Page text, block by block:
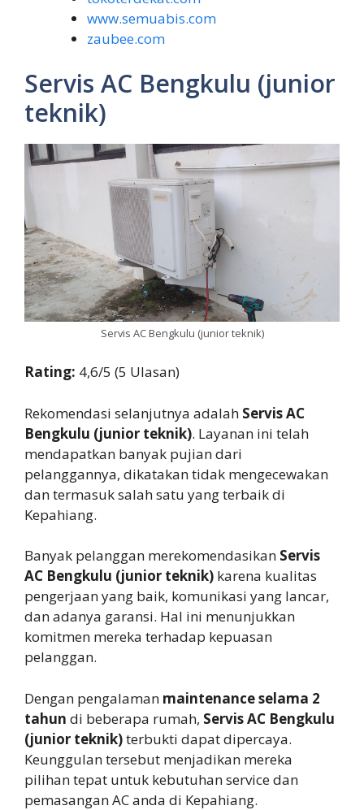
www.semuabis.com
zaubee.com
Servis AC Bengkulu (junior
teknik)
Servis AC Bengkulu (junior teknik)
Rating: 4,6/5 (5 Ulasan)
Rekomendasi selanjutnya adalah Servis AC
Bengkulu (junior teknik). Layanan ini telah
mendapatkan banyak pujian dari
pelanggannya, dikatakan tidak mengecewakan
dan termasuk salah satu yang terbaik di
Kepahiang.
Banyak pelanggan merekomendasikan Servis
AC Bengkulu (junior teknik) karena kualitas
pengerjaan yang baik, komunikasi yang lancar,
dan adanya garansi. Hal ini menunjukkan
komitmen mereka terhadap kepuasan
pelanggan.
Dengan pengalaman maintenance selama 2
tahun di beberapa rumah, Servis AC Bengkulu
(junior teknik)terbukti dapat dipercaya.
Keunggulan tersebut menjadikan mereka
pilihan tepat untuk kebutuhan service dan
pemasangan AC anda di Kepahiang.